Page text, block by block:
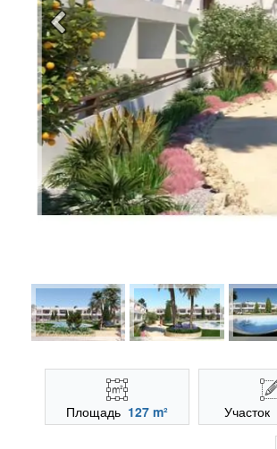
Площадь 127 m² Участок